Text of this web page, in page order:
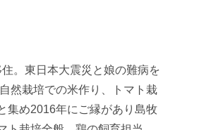
。東日本大震災と娘の難病を
然栽培での米作り、トマト栽
集め2016年にご縁があり島牧